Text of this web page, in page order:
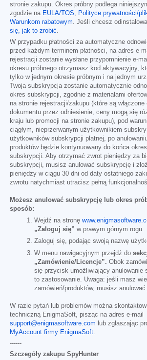
stronie zakupu. Okres próbny podlega
zgodzie na EULA/TOS, Polityce prywatności/
Warunkom rabatowym. Jeśli chcesz
się, jak to zrobić.
W przypadku płatności za automatyczne
przed każdym terminem płatności, na adres e-
rejestracji zostanie wysłane przypomnienie e-
okresu próbnego otrzymasz kod aktywacyjny,
tylko w jednym okresie próbnym i na jednym
Twoja subskrypcja zostanie automatycznie
okres subskrypcji, zgodnie z materiałami
na stronie rejestracji/zakupu (które są włączone
dokumentu przez odniesienie; ceny mogą się
kraju lub promocji na stronie zakupu), pod
ciągłym, nieprzerwanym użytkownikiem
użytkowników subskrypcji płatnej, po
produktów będzie kontynuowany do końca
subskrypcji. Aby otrzymać zwrot pieniędzy za
subskrypcji, musisz anulować subskrypcję i
pieniędzy w ciągu 30 dni od daty ostatniego
zwrotu natychmiast utracisz pełną
Możesz anulować subskrypcję lub okres
sposób:
Wejdź na stronę
„Zaloguj się” w prawym górnym rogu.
Zaloguj się, podając swoją nazwę
W menu nawigacyjnym przejdź do
„Zamówienie/Licencje”. Obok
się przycisk umożliwiający anulowanie
to zastosowanie. Uwaga: jeśli masz
zamówień/produktów, musisz anulować
W razie pytań lub problemów można
techniczną EnigmaSoft, pisząc na adres e-mail
support@enigmasoftware.com lub zgłaszając
MyAccount firmy EnigmaSoft
------
Szczegóły zakupu SpyHunter